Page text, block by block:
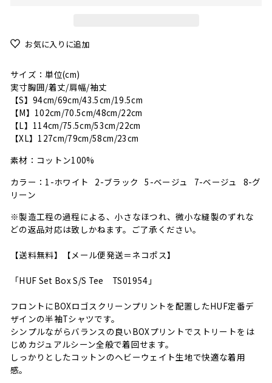
お気に入りに追加
サイズ：単位(cm)
実寸胸囲/着丈/肩幅/袖丈
【S】94cm/69cm/43.5cm/19.5cm
【M】102cm/70.5cm/48cm/22cm
【L】114cm/75.5cm/53cm/22cm
【XL】127cm/79cm/58cm/23cm
素材：コットン100%
カラー：1-ホワイト 2-ブラック 5-ベージュ 7-ベージュ 8-グ
リーン
※製造工程の過程による、小さなほつれ、微小な縫製のずれな
どの返品対応は致しかねます。ご了承ください。
【送料無料】【メール便発送＝ネコポス】
「HUF Set Box S/S Tee TS01954」
フロントにBOXロゴスクリーンプリントを配置したHUF定番デ
ザインの半袖Tシャツです。
シンプルながらバランスの良いBOXプリントでストリートをは
じめカジュアルシーン全般で着回せます。
しっかりとしたコットンのヘビーウェイト生地で快適な着用
感。